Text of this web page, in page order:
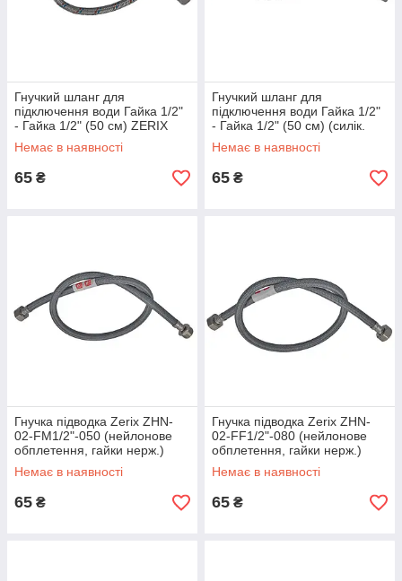
Гнучкий шланг для
підключення води Гайка 1/2"
- Гайка 1/2" (50 см) ZERIX
(ZX1551)
Немає в наявності
65 ₴
Гнучкий шланг для
підключення води Гайка 1/2"
- Гайка 1/2" (50 см) (силік.
оболонка) ZERIX (ZX3009)
Немає в наявності
65 ₴
Гнучка підводка Zerix ZHN-
02-FM1/2"-050 (нейлонове
обплетення, гайки нерж.)
(ZX5148)
Немає в наявності
65 ₴
Гнучка підводка Zerix ZHN-
02-FF1/2"-080 (нейлонове
обплетення, гайки нерж.)
(ZX5141)
Немає в наявності
65 ₴